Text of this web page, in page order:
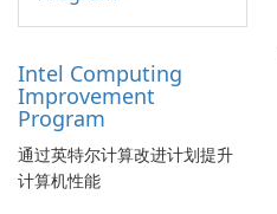
Intel Computing
Improvement
Program
通过英特尔计算改进计划提升
计算机性能